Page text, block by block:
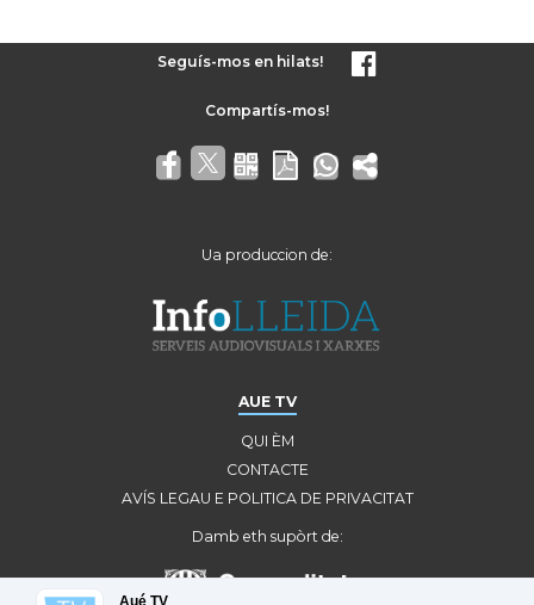
Seguís-mos en hilats!
Ua produccion de:
AUE TV
QUI ÈM
CONTACTE
AVÍS LEGAU E POLITICA DE PRIVACITAT
Damb eth supòrt de:
Aué TV